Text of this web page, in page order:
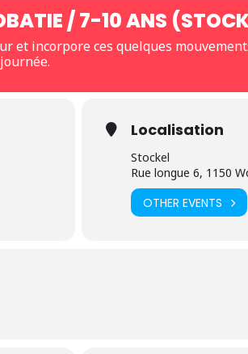
/ 7-10 ANS
et incorpore ces quelques
Localisation
Stockel
Rue longue 6, 1150
OTHER EVENTS